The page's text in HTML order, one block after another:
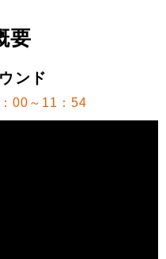
要
ンド
00～11：54